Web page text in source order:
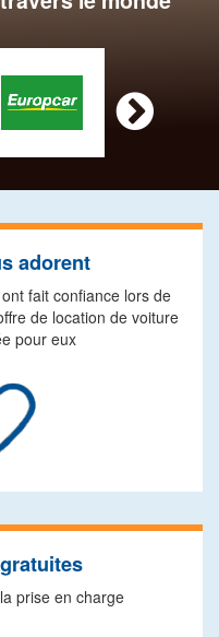

adorent
fait confiance lors de
de location de voiture
pour eux
prise en charge